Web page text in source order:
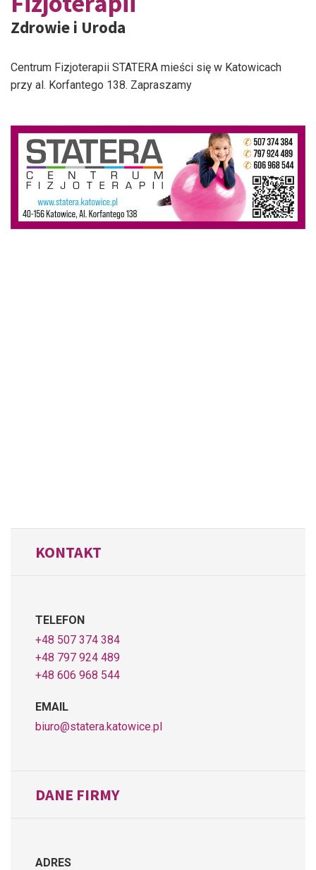
Zdrowie i Uroda
Centrum Fizjoterapii STATERA mieści się w Katowicach
przy al. Korfantego 138. Zapraszamy
KONTAKT
TELEFON
+48 507 374 384
+48 797 924 489
+48 606 968 544
EMAIL
biuro@statera.katowice.pl
DANE FIRMY
ADRES